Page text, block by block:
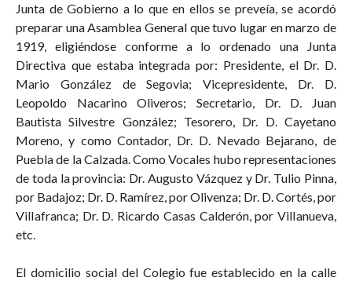
Junta de Gobierno a lo que en ellos se preveía, se acordó
preparar una Asamblea General que tuvo lugar en marzo de
1919, eligiéndose conforme a lo ordenado una Junta
Directiva que estaba integrada por: Presidente, el Dr. D.
Mario González de Segovia; Vicepresidente, Dr. D.
Leopoldo Nacarino Oliveros; Secretario, Dr. D. Juan
Bautista Silvestre González; Tesorero, Dr. D. Cayetano
Moreno, y como Contador, Dr. D. Nevado Bejarano, de
Puebla de la Calzada. Como Vocales hubo representaciones
de toda la provincia: Dr. Augusto Vázquez y Dr. Tulio Pinna,
por Badajoz; Dr. D. Ramírez, por Olivenza; Dr. D. Cortés, por
VilIafranca; Dr. D. Ricardo Casas Calderón, por VilIanueva,
etc.
El domicilio social del Colegio fue establecido en la calle